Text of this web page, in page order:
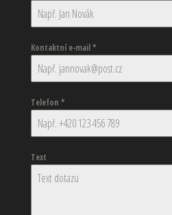
Kontaktní e-mail*
Telefon *
Text